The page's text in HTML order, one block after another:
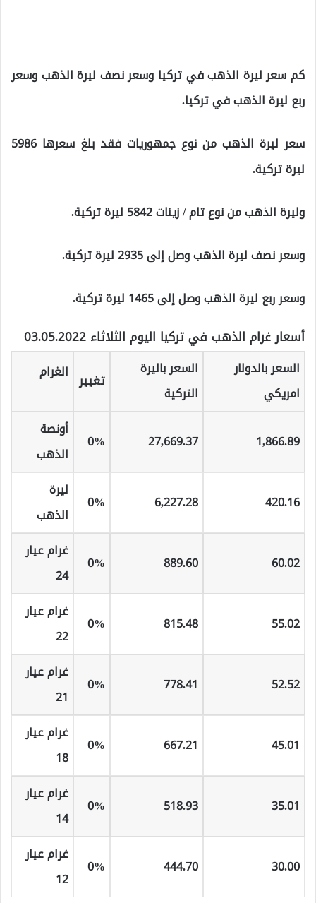
كم سعر ليرة الذهب في تركيا وسعر نصف ليرة الذهب وسعر
ربع ليرة الذهب في تركيا.
سعر ليرة الذهب من نوع جمهوريات فقد بلغ سعرها 5986
ليرة تركية.
وليرة الذهب من نوع تام / زينات 5842 ليرة تركية.
وسعر نصف ليرة الذهب وصل إلى 2935 ليرة تركية.
وسعر ربع ليرة الذهب وصل إلى 1465 ليرة تركية.
أسعار غرام الذهب في تركيا اليوم الثلاثاء 03.05.2022
السعر بالدولار
امريكي
السعر باليرة
التركية
تغيير الغرام
1,866.89
27,669.37
0%
أونصة
الذهب
420.16
6,227.28
0%
ليرة
الذهب
60.02
889.60
0%
غرام عيار
24
55.02
815.48
0%
غرام عيار
22
52.52
778.41
0%
غرام عيار
21
45.01
667.21
0%
غرام عيار
18
35.01
518.93
0%
غرام عيار
14
30.00
444.70
0%
غرام عيار
12